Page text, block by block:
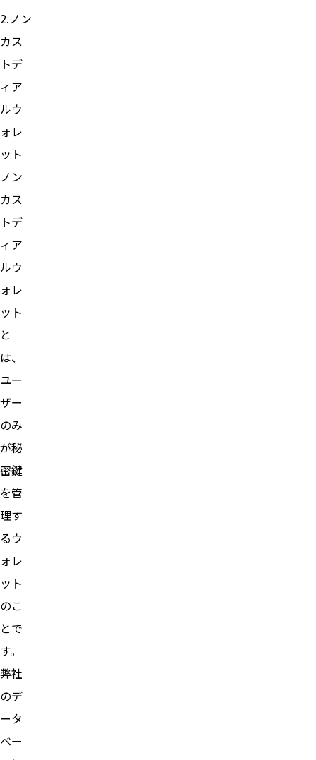
2.ノン
カス
トデ
ィア
ルウ
ォレ
ット
ノン
カス
トデ
ィア
ルウ
ォレ
ット
と
は、
ユー
ザー
のみ
が秘
密鍵
を管
理す
るウ
ォレ
ット
のこ
とで
す。
弊社
のデ
ータ
ベー